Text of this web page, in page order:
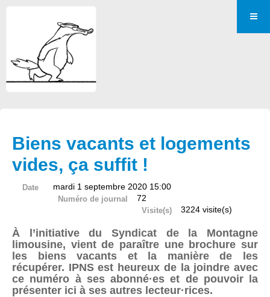
Biens vacants et logements
vides, ça suffit !
Date mardi 1 septembre 2020 15:00
Numéro de journal 72
Visite(s) 3224 visite(s)
À l’initiative du Syndicat de la Montagne
limousine, vient de paraître une brochure sur
les biens vacants et la manière de les
récupérer. IPNS est heureux de la joindre avec
ce numéro à ses abonné·es et de pouvoir la
présenter ici à ses autres lecteur·rices.